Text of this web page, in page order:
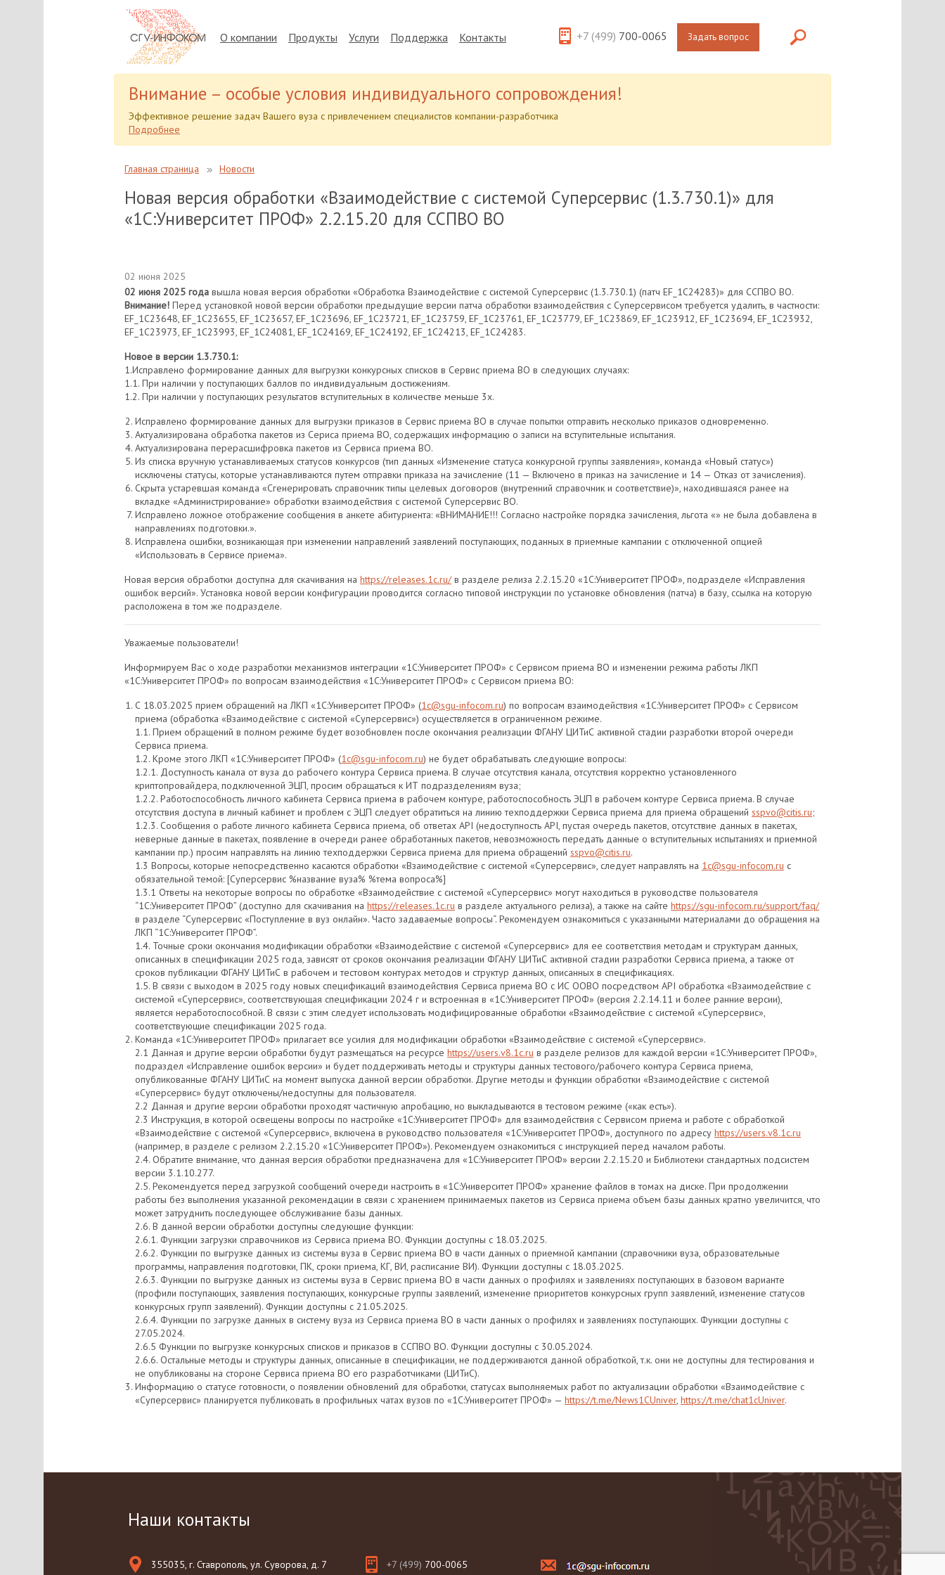
О компании Продукты Услуги Поддержка Контакты +7 (499) 700-0065 Задать вопрос
Внимание – особые условия индивидуального сопровождения!
Эффективное решение задач Вашего вуза с привлечением специалистов компании-разработчика
Подробнее
Главная страница Новости
Новая версия обработки «Взаимодействие с системой Суперсервис (1.3.730.1)» для
«1С:Университет ПРОФ» 2.2.15.20 для ССПВО ВО
02 июня 2025
02 июня 2025 года вышла новая версия обработки «Обработка Взаимодействие с системой Суперсервис (1.3.730.1) (патч EF_1C24283)» для ССПВО ВО.
Внимание! Перед установкой новой версии обработки предыдущие версии патча обработки взаимодействия с Суперсервисом требуется удалить, в частности:
EF_1C23648, EF_1C23655, EF_1C23657, EF_1C23696, EF_1C23721, EF_1C23759, EF_1C23761, EF_1C23779, EF_1C23869, EF_1C23912, EF_1С23694, EF_1C23932,
EF_1C23973, EF_1C23993, EF_1C24081, EF_1C24169, EF_1C24192, EF_1C24213, EF_1C24283.
Новое в версии 1.3.730.1:
1.Исправлено формирование данных для выгрузки конкурсных списков в Сервис приема ВО в следующих случаях:
1.1. При наличии у поступающих баллов по индивидуальным достижениям.
1.2. При наличии у поступающих результатов вступительных в количестве меньше 3х.
Исправлено формирование данных для выгрузки приказов в Сервис приема ВО в случае попытки отправить несколько приказов одновременно.
Актуализирована обработка пакетов из Сериса приема ВО, содержащих информацию о записи на вступительные испытания.
Актуализирована перерасшифровка пакетов из Сервиса приема ВО.
Из списка вручную устанавливаемых статусов конкурсов (тип данных «Изменение статуса конкурсной группы заявления», команда «Новый статус»)
исключены статусы, которые устанавливаются путем отправки приказа на зачисление (11 — Включено в приказ на зачисление и 14 — Отказ от зачисления).
Скрыта устаревшая команда «Сгенерировать справочник типы целевых договоров (внутренний справочник и соответствие)», находившаяся ранее на
вкладке «Администрирование» обработки взаимодействия с системой Суперсервис ВО.
Исправлено ложное отображение сообщения в анкете абитуриента: «ВНИМАНИЕ!!! Согласно настройке порядка зачисления, льгота «» не была добавлена в
направлениях подготовки.».
Исправлена ошибки, возникающая при изменении направлений заявлений поступающих, поданных в приемные кампании с отключенной опцией
«Использовать в Сервисе приема».
Новая версия обработки доступна для скачивания на https://releases.1c.ru/в разделе релиза 2.2.15.20 «1С:Университет ПРОФ», подразделе «Исправления
ошибок версий». Установка новой версии конфигурации проводится согласно типовой инструкции по установке обновления (патча) в базу, ссылка на которую
расположена в том же подразделе.
Уважаемые пользователи!
Информируем Вас о ходе разработки механизмов интеграции «1С:Университет ПРОФ» с Сервисом приема ВО и изменении режима работы ЛКП
«1С:Университет ПРОФ» по вопросам взаимодействия «1С:Университет ПРОФ» с Сервисом приема ВО:
С 18.03.2025 прием обращений на ЛКП «1С:Университет ПРОФ» (1с@sgu-infocom.ru) по вопросам взаимодействия «1С:Университет ПРОФ» с Сервисом
приема (обработка «Взаимодействие с системой «Суперсервис») осуществляется в ограниченном режиме.
1.1. Прием обращений в полном режиме будет возобновлен после окончания реализации ФГАНУ ЦИТиС активной стадии разработки второй очереди
Сервиса приема.
1.2. Кроме этого ЛКП «1С:Университет ПРОФ» (1с@sgu-infocom.ru) не будет обрабатывать следующие вопросы:
1.2.1. Доступность канала от вуза до рабочего контура Сервиса приема. В случае отсутствия канала, отсутствия корректно установленного
криптопровайдера, подключенной ЭЦП, просим обращаться к ИТ подразделениям вуза;
1.2.2. Работоспособность личного кабинета Сервиса приема в рабочем контуре, работоспособность ЭЦП в рабочем контуре Сервиса приема. В случае
отсутствия доступа в личный кабинет и проблем с ЭЦП следует обратиться на линию техподдержки Сервиса приема для приема обращений sspvo@citis.ru;
1.2.3. Сообщения о работе личного кабинета Сервиса приема, об ответах API (недоступность API, пустая очередь пакетов, отсутствие данных в пакетах,
неверные данные в пакетах, появление в очереди ранее обработанных пакетов, невозможность передать данные о вступительных испытаниях и приемной
кампании пр.) просим направлять на линию техподдержки Сервиса приема для приема обращений sspvo@citis.ru.
1.3 Вопросы, которые непосредственно касаются обработки «Взаимодействие с системой «Суперсервис», следует направлять на 1c@sgu-infocom.ru с
обязательной темой: [Суперсервис %название вуза% %тема вопроса%]
1.3.1 Ответы на некоторые вопросы по обработке «Взаимодействие с системой «Суперсервис» могут находиться в руководстве пользователя
“1С:Университет ПРОФ” (доступно для скачивания на https://releases.1c.ru в разделе актуального релиза), а также на сайте https://sgu-infocom.ru/support/faq/
в разделе “Суперсервис «Поступление в вуз онлайн». Часто задаваемые вопросы“. Рекомендуем ознакомиться с указанными материалами до обращения на
ЛКП “1С:Университет ПРОФ”.
1.4. Точные сроки окончания модификации обработки «Взаимодействие с системой «Суперсервис» для ее соответствия методам и структурам данных,
описанных в спецификации 2025 года, зависят от сроков окончания реализации ФГАНУ ЦИТиС активной стадии разработки Сервиса приема, а также от
сроков публикации ФГАНУ ЦИТиС в рабочем и тестовом контурах методов и структур данных, описанных в спецификациях.
1.5. В связи с выходом в 2025 году новых спецификаций взаимодействия Сервиса приема ВО с ИС ООВО посредством API обработка «Взаимодействие с
системой «Суперсервис», соответствующая спецификации 2024 г и встроенная в «1С:Университет ПРОФ» (версия 2.2.14.11 и более ранние версии),
является неработоспособной. В связи с этим следует использовать модифицированные обработки «Взаимодействие с системой «Суперсервис»,
соответствующие спецификации 2025 года.
Команда «1С:Университет ПРОФ» прилагает все усилия для модификации обработки «Взаимодействие с системой «Суперсервис».
2.1 Данная и другие версии обработки будут размещаться на ресурсе https://users.v8.1c.ru в разделе релизов для каждой версии «1С:Университет ПРОФ»,
подраздел «Исправление ошибок версии» и будет поддерживать методы и структуры данных тестового/рабочего контура Сервиса приема,
опубликованные ФГАНУ ЦИТиС на момент выпуска данной версии обработки. Другие методы и функции обработки «Взаимодействие с системой
«Суперсервис» будут отключены/недоступны для пользователя.
2.2 Данная и другие версии обработки проходят частичную апробацию, но выкладываются в тестовом режиме («как есть»).
2.3 Инструкция, в которой освещены вопросы по настройке «1С:Университет ПРОФ» для взаимодействия с Сервисом приема и работе с обработкой
«Взаимодействие с системой «Суперсервис», включена в руководство пользователя «1С:Университет ПРОФ», доступного по адресу https://users.v8.1c.ru
(например, в разделе с релизом 2.2.15.20 «1С:Университет ПРОФ»). Рекомендуем ознакомиться с инструкцией перед началом работы.
2.4. Обратите внимание, что данная версия обработки предназначена для «1С:Университет ПРОФ» версии 2.2.15.20 и Библиотеки стандартных подсистем
версии 3.1.10.277.
2.5. Рекомендуется перед загрузкой сообщений очереди настроить в «1С:Университет ПРОФ» хранение файлов в томах на диске. При продолжении
работы без выполнения указанной рекомендации в связи с хранением принимаемых пакетов из Сервиса приема объем базы данных кратно увеличится, что
может затруднить последующее обслуживание базы данных.
2.6. В данной версии обработки доступны следующие функции:
2.6.1. Функции загрузки справочников из Сервиса приема ВО. Функции доступны с 18.03.2025.
2.6.2. Функции по выгрузке данных из системы вуза в Сервис приема ВО в части данных о приемной кампании (справочники вуза, образовательные
программы, направления подготовки, ПК, сроки приема, КГ, ВИ, расписание ВИ). Функции доступны с 18.03.2025.
2.6.3. Функции по выгрузке данных из системы вуза в Сервис приема ВО в части данных о профилях и заявлениях поступающих в базовом варианте
(профили поступающих, заявления поступающих, конкурсные группы заявлений, изменение приоритетов конкурсных групп заявлений, изменение статусов
конкурсных групп заявлений). Функции доступны с 21.05.2025.
2.6.4. Функции по загрузке данных в систему вуза из Сервиса приема ВО в части данных о профилях и заявлениях поступающих. Функции доступны с
27.05.2024.
2.6.5 Функции по выгрузке конкурсных списков и приказов в ССПВО ВО. Функции доступны с 30.05.2024.
2.6.6. Остальные методы и структуры данных, описанные в спецификации, не поддерживаются данной обработкой, т.к. они не доступны для тестирования и
не опубликованы на стороне Сервиса приема ВО его разработчиками (ЦИТиС).
Информацию о статусе готовности, о появлении обновлений для обработки, статусах выполняемых работ по актуализации обработки «Взаимодействие с
«Суперсервис» планируется публиковать в профильных чатах вузов по «1С:Университет ПРОФ» — https://t.me/News1CUniver, https://t.me/chat1cUniver.
Наши контакты
355035, г. Ставрополь, ул. Суворова, д. 7 +7 (499) 700-0065